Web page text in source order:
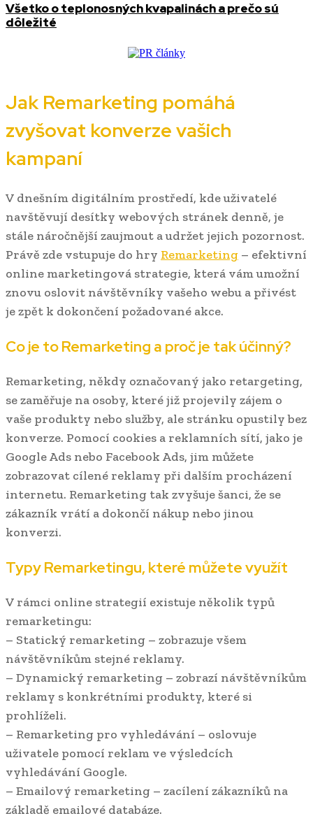
Všetko o teplonosných kvapalinách a prečo sú
dôležité
Jak Remarketing pomáhá
zvyšovat konverze vašich
kampaní
V dnešním digitálním prostředí, kde uživatelé
navštěvují desítky webových stránek denně, je
stále náročnější zaujmout a udržet jejich pozornost.
Právě zde vstupuje do hry Remarketing – efektivní
online marketingová strategie, která vám umožní
znovu oslovit návštěvníky vašeho webu a přivést
je zpět k dokončení požadované akce.
Co je to Remarketing a proč je tak účinný?
Remarketing, někdy označovaný jako retargeting,
se zaměřuje na osoby, které již projevily zájem o
vaše produkty nebo služby, ale stránku opustily bez
konverze. Pomocí cookies a reklamních sítí, jako je
Google Ads nebo Facebook Ads, jim můžete
zobrazovat cílené reklamy při dalším procházení
internetu. Remarketing tak zvyšuje šanci, že se
zákazník vrátí a dokončí nákup nebo jinou
konverzi.
Typy Remarketingu, které můžete využít
V rámci online strategií existuje několik typů
remarketingu:
– Statický remarketing – zobrazuje všem
návštěvníkům stejné reklamy.
– Dynamický remarketing – zobrazí návštěvníkům
reklamy s konkrétními produkty, které si
prohlíželi.
– Remarketing pro vyhledávání – oslovuje
uživatele pomocí reklam ve výsledcích
vyhledávání Google.
– Emailový remarketing – zacílení zákazníků na
základě emailové databáze.